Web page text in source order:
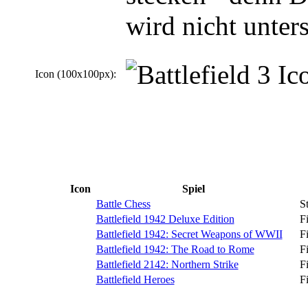
wird nicht
Icon (100x100px):
Icon
Spiel
Battle Chess
Battlefield 1942 Deluxe Edition
Battlefield 1942: Secret Weapons of WWII
Battlefield 1942: The Road to Rome
Battlefield 2142: Northern Strike
Battlefield Heroes